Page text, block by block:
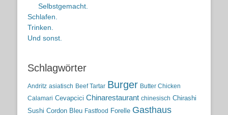
Selbstgemacht.
Schlafen.
Trinken.
Und sonst.
Schlagwörter
Andritz asiatisch Beef Tartar Burger Butter Chicken
Calamari Cevapcici Chinarestaurant chinesisch Chirashi
Sushi Cordon Bleu Fastfood Forelle Gasthaus